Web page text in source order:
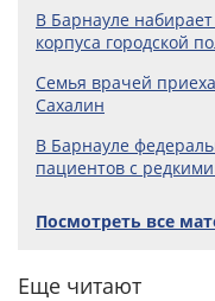
В Барнауле
корпуса городской
Семья врачей
Сахалин
В Барнауле
пациентов с
Посмотреть все
Еще читают